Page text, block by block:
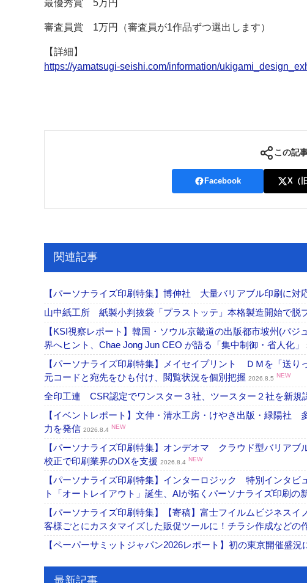
最優秀賞 5万円
審査員賞 1万円（審査員が1作品ずつ選出します）
【詳細】
https://yamatsugi-seishi.com/information/
この記
Facebook X（
関連記事
【パーソナライズ印刷特集】博伸社 大量バリアブル印刷に対
山中紙工所 紙製小判抜袋「プラストッテ」本格製造開始で
【KSI視察レポート】韓国・ソウル京畿道の出版都市坡州(パ
界へヒント、Chae Jong Jun CEO が語る「集中制御・省人化」
【パーソナライズ印刷特集】メイセイプリント ＤＭを「送
元コードと宛先をひも付け、閲覧状況を個別把握 2026.8.5 NEW
全印工連 CSR認定でワンスター３社、ツースター２社を新
【イベントレポート】文伸・清水工房・けやき出版・緑陽
力を発信 2026.8.4 NEW
【パーソナライズ印刷特集】オンデオマ クラウド型バリア
校正で印刷業界のDXを支援 2026.8.4 NEW
【パーソナライズ印刷特集】インターロジック 特別インタ
ト「オートレイアウト」誕生、AIが拓くパーソナライズ印刷の
【パーソナライズ印刷特集】【寄稿】富士フイルムビジネス
客様ごとにカスタマイズした販促ツールに！チラシ作成などの
【ペーパーサミットジャパン2026レポート】初の東京開催盛